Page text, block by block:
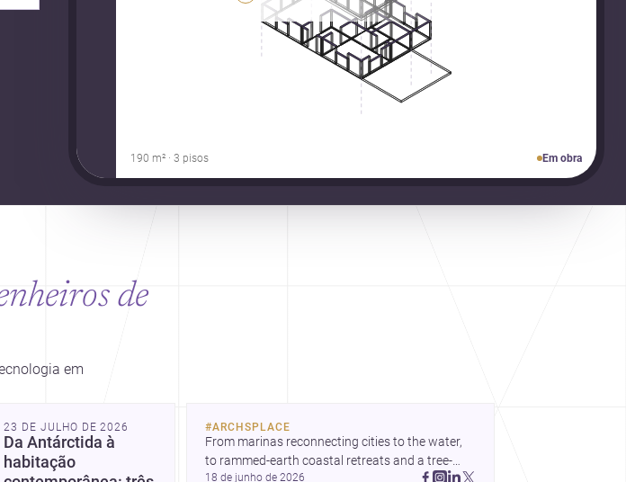
190 m² · 3 pisos Em obra
de
em
23 DE JULHO DE 2026
Da Antárctida à
habitação
#ARCHSPLACE
From marinas reconnecting cities to the water,
to rammed-earth coastal retreats and a tree-
18 de junho de 2026